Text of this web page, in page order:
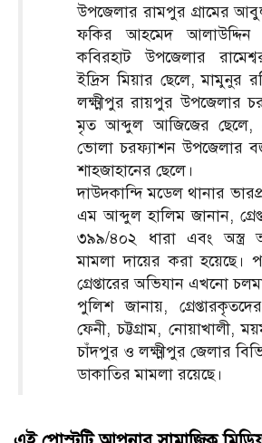
উপজেলার রামপুর গ্রামের
ফকির আহমেদ আলাউদ্দিন
কবিরহাট উপজেলার
ইদ্রিস মিয়ার ছেলে, মামুনুর
লক্ষ্মীপুর রায়পুর উপজেলার
মৃত আব্দুল আজিজের ছেলে,
ভোলা চরফ্যাশন উপজেলার
শাহজাহানের ছেলে।
দাউদকান্দি মডেল থানার
এম আব্দুল হালিম জানান,
৩৯৯/৪০২ ধারা এবং
মামলা দায়ের করা হয়েছে।
গ্রেপ্তারের অভিযান এখনো
পুলিশ জানায়,
ফেনী, চট্টগ্রাম, নোয়াখালী,
চাঁদপুর ও লক্ষ্মীপুর জেলার
ডাকাতির মামলা রয়েছে।